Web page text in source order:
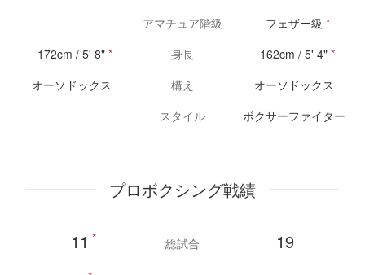
アマチュア階級
フェザー級 *
172cm / 5' 8" * 身長 162cm / 5' 4" *
オーソドックス
構え
オーソドックス
スタイル
ボクサーファイター
プロボクシング戦績
11 * 総試合
19